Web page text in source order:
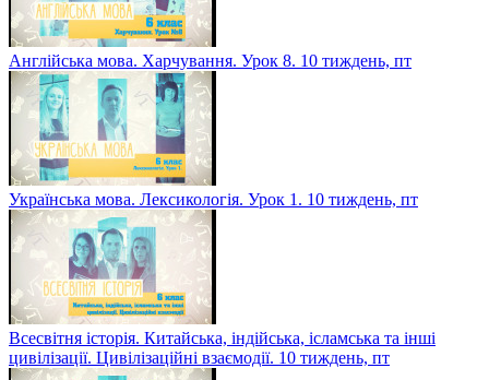
Англійська мова. Харчування. Урок 8. 10 тиждень, пт
Українська мова. Лексикологія. Урок 1. 10 тиждень, пт
Всесвітня історія. Китайська, індійська, ісламська та інші
цивілізації. Цивілізаційні взаємодії. 10 тиждень, пт